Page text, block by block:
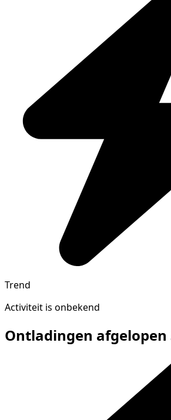
Trend
Activiteit is onbekend
Ontladingen afgelopen